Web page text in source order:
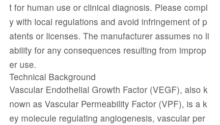
t for human use or clinical diagnosis. Please compl
y with local regulations and avoid infringement of p
atents or licenses. The manufacturer assumes no li
ability for any consequences resulting from improp
er use.
Technical Background
Vascular Endothelial Growth Factor (VEGF), also k
nown as Vascular Permeability Factor (VPF), is a k
ey molecule regulating angiogenesis, vascular per